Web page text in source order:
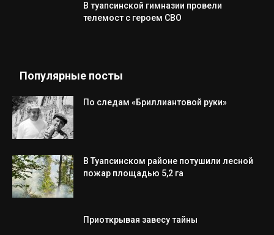
В туапсинской гимназии провели
телемост с героем СВО
Популярные посты
По следам «Бриллиантовой руки»
В Туапсинском районе потушили лесной
пожар площадью 5,2 га
Приоткрывая завесу тайны